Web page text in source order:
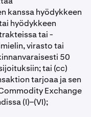
kanssa hyödykkeen
hyödykkeen
tai -
virasto tai
50
tai (cc)
tarjoaa ja sen
Exchange
(I)–(VI);